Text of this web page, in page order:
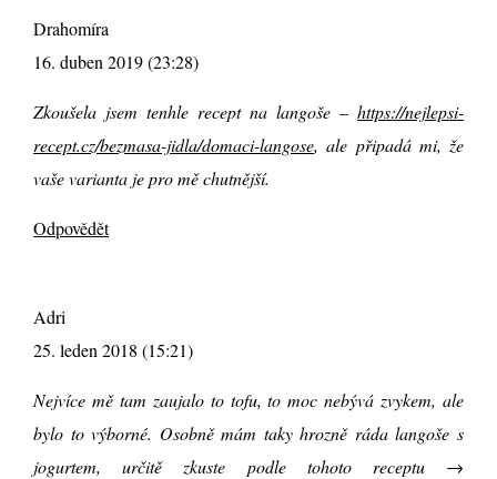
Drahomíra
16. duben 2019 (23:28)
Zkoušela jsem tenhle recept na langoše – https://nejlepsi-
recept.cz/bezmasa-jidla/domaci-langose, ale připadá mi, že
vaše varianta je pro mě chutnější.
Odpovědět
Adri
25. leden 2018 (15:21)
Nejvíce mě tam zaujalo to tofu, to moc nebývá zvykem, ale
bylo to výborné. Osobně mám taky hrozně ráda langoše s
jogurtem, určitě zkuste podle tohoto receptu →